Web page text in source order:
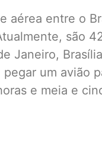
aérea entre o
são
Janeiro,
um avião
e meia e